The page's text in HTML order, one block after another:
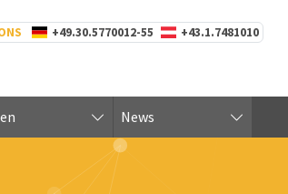
+49.30.5770012-55 +43.1.7481010
News